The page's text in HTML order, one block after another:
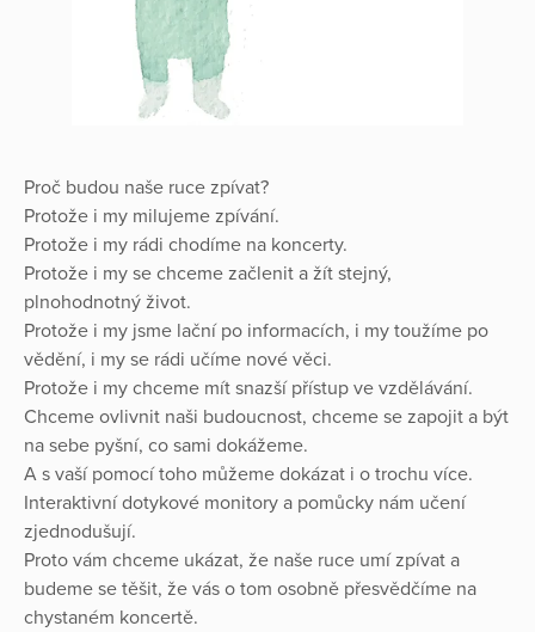
Proč budou naše ruce zpívat?
Protože i my milujeme zpívání.
Protože i my rádi chodíme na koncerty.
Protože i my se chceme začlenit a žít stejný,
plnohodnotný život.
Protože i my jsme lační po informacích, i my toužíme po
vědění, i my se rádi učíme nové věci.
Protože i my chceme mít snazší přístup ve vzdělávání.
Chceme ovlivnit naši budoucnost, chceme se zapojit a být
na sebe pyšní, co sami dokážeme.
A s vaší pomocí toho můžeme dokázat i o trochu více.
Interaktivní dotykové monitory a pomůcky nám učení
zjednodušují.
Proto vám chceme ukázat, že naše ruce umí zpívat a
budeme se těšit, že vás o tom osobně přesvědčíme na
chystaném koncertě.